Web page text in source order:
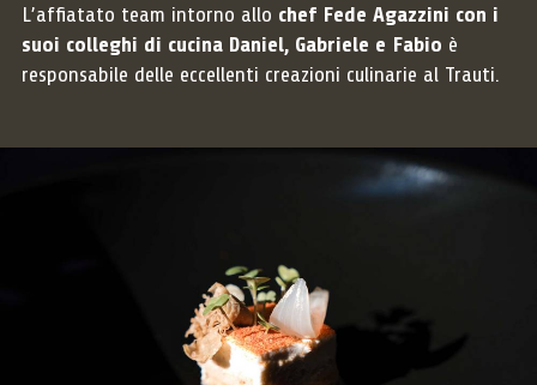
L’affiatato team intorno allo chef Fede Agazzini con i
suoi colleghi di cucina Daniel, Gabriele e Fabio è
responsabile delle eccellenti creazioni culinarie al Trauti.